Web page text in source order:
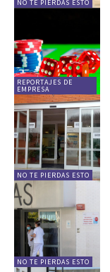
NO TE PIERDAS ESTO
REPORTAJES DE
EMPRESA
NO TE PIERDAS ESTO
NO TE PIERDAS ESTO